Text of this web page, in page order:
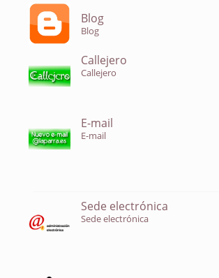
Blog
Blog
Callejero
Callejero
E-mail
E-mail
Sede electrónica
Sede electrónica